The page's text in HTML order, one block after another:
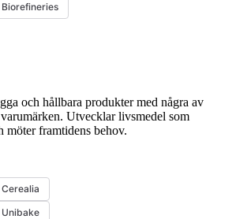
och hållbara produkter med några av
Utvecklar livsmedel som
möter framtidens behov.
Unibake